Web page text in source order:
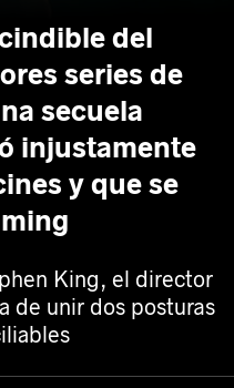
del
series de
secuela
injustamente
y que se
King, el director
de unir dos posturas